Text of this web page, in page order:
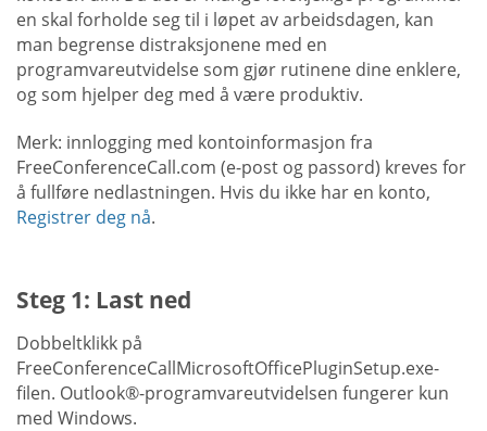
en skal forholde seg til i løpet av arbeidsdagen, kan
man begrense distraksjonene med en
programvareutvidelse som gjør rutinene dine enklere,
og som hjelper deg med å være produktiv.
Merk: innlogging med kontoinformasjon fra
FreeConferenceCall.com (e-post og passord) kreves for
å fullføre nedlastningen. Hvis du ikke har en konto,
Registrer deg nå.
Steg 1: Last ned
Dobbeltklikk på
FreeConferenceCallMicrosoftOfficePluginSetup.exe-
filen. Outlook®-programvareutvidelsen fungerer kun
med Windows.